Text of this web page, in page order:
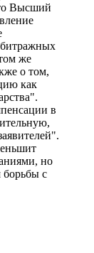
Высший
же
о том,
как
в
но
борьбы с